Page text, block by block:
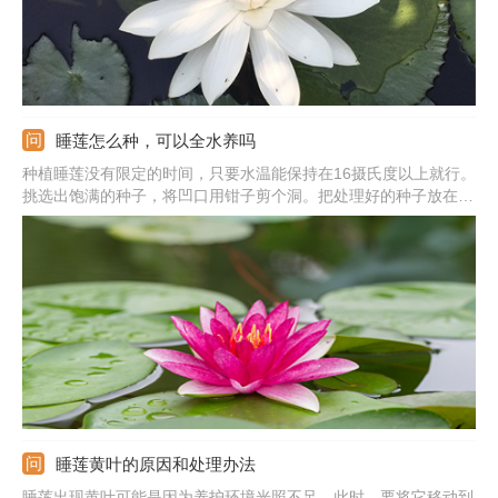
睡莲怎么种，可以全水养吗
种植睡莲没有限定的时间，只要水温能保持在16摄氏度以上就行。
挑选出饱满的种子，将凹口用钳子剪个洞。把处理好的种子放在容
器中，添加上适量的水，水温保持在20度左右，每天换水一次，差
不多一周左右就能发芽。准备好花盆，填充上营养的土质，把种子
种进去，加入适量的水分，然后放在阳光好的地方。
睡莲黄叶的原因和处理办法